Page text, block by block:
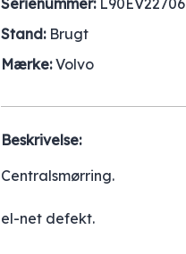
Serienummer: L90EV22706
Stand: Brugt
Mærke:Volvo
Beskrivelse:
Centralsmørring.
el-net defekt.